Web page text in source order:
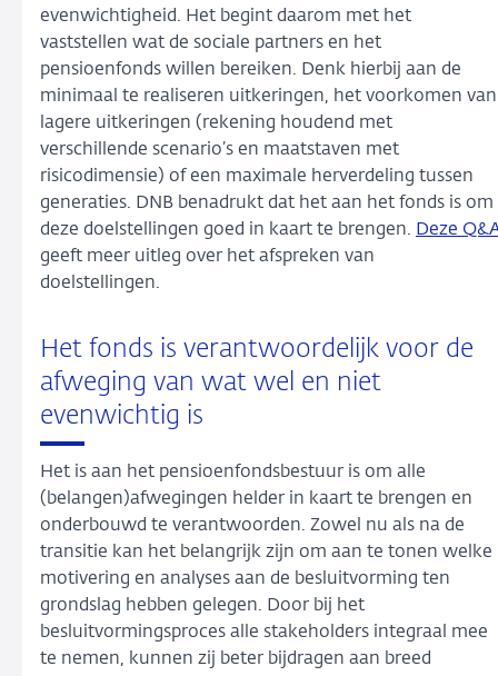
evenwichtigheid. Het begint daarom met het
vaststellen wat de sociale partners en het
pensioenfonds willen bereiken. Denk hierbij aan de
minimaal te realiseren uitkeringen, het voorkomen van
lagere uitkeringen (rekening houdend met
verschillende scenario’s en maatstaven met
risicodimensie) of een maximale herverdeling tussen
generaties. DNB benadrukt dat het aan het fonds is om
deze doelstellingen goed in kaart te brengen. Deze
geeft meer uitleg over het afspreken van
doelstellingen.
Het fonds is verantwoordelijk voor de
afweging van wat wel en niet
evenwichtig is
Het is aan het pensioenfondsbestuur is om alle
(belangen)afwegingen helder in kaart te brengen en
onderbouwd te verantwoorden. Zowel nu als na de
transitie kan het belangrijk zijn om aan te tonen welke
motivering en analyses aan de besluitvorming ten
grondslag hebben gelegen. Door bij het
besluitvormingsproces alle stakeholders integraal mee
te nemen, kunnen zij beter bijdragen aan breed